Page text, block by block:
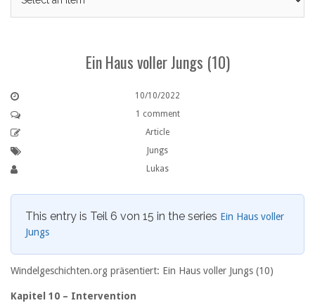
Ein Haus voller Jungs (10)
10/10/2022
1 comment
Article
Jungs
Lukas
This entry is Teil 6 von 15 in the series Ein Haus voller
Jungs
Windelgeschichten.org präsentiert: Ein Haus voller Jungs (10)
Kapitel 10 – Intervention